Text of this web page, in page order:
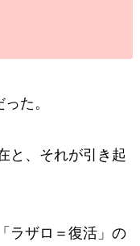
た。
と、それが引き起
ラザロ＝復活」の